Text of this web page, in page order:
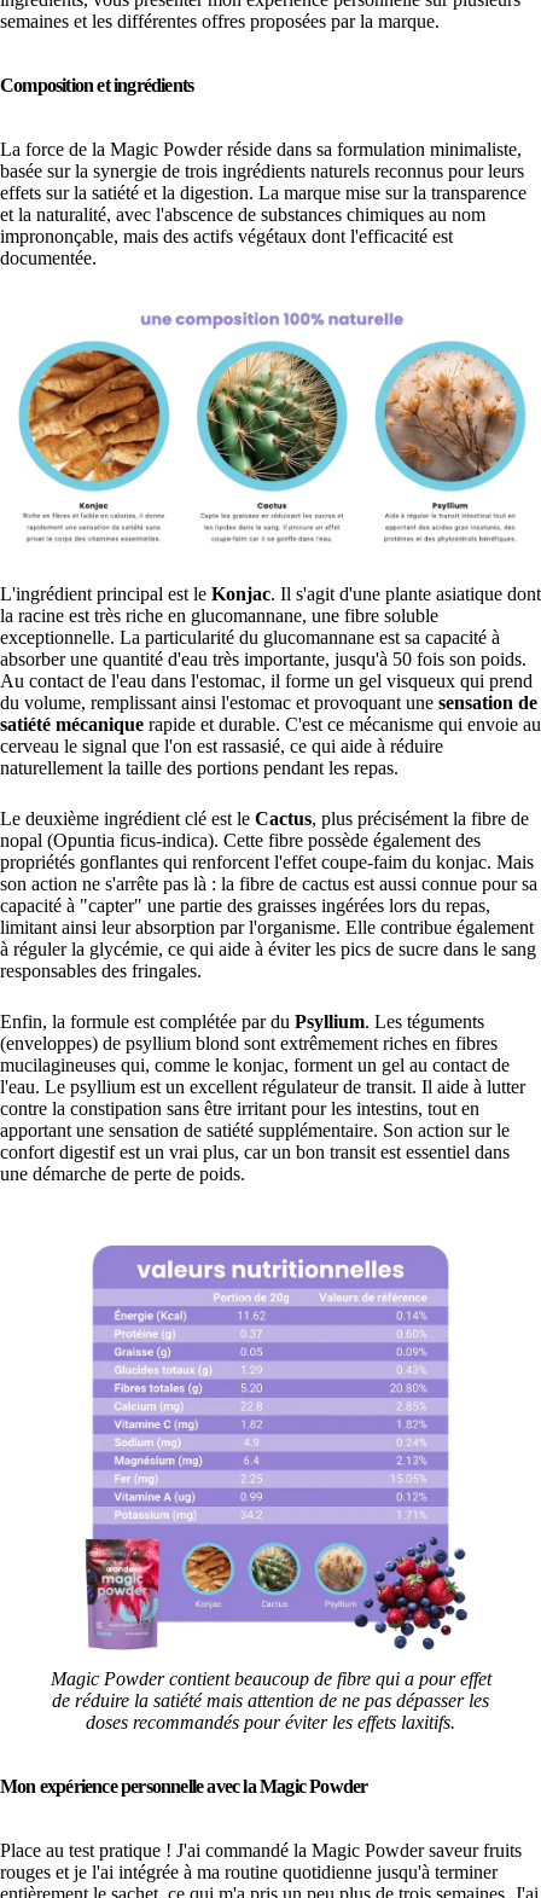
semaines et les différentes offres proposées par la marque.
Composition et ingrédients
La force de la Magic Powder réside dans sa formulation minimaliste,
basée sur la synergie de trois ingrédients naturels reconnus pour leurs
effets sur la satiété et la digestion. La marque mise sur la transparence
et la naturalité, avec l'abscence de substances chimiques au nom
imprononçable, mais des actifs végétaux dont l'efficacité est
documentée.
L'ingrédient principal est le Konjac. Il s'agit d'une plante asiatique dont
la racine est très riche en glucomannane, une fibre soluble
exceptionnelle. La particularité du glucomannane est sa capacité à
absorber une quantité d'eau très importante, jusqu'à 50 fois son poids.
Au contact de l'eau dans l'estomac, il forme un gel visqueux qui prend
du volume, remplissant ainsi l'estomac et provoquant une sensation de
satiété mécanique rapide et durable. C'est ce mécanisme qui envoie au
cerveau le signal que l'on est rassasié, ce qui aide à réduire
naturellement la taille des portions pendant les repas.
Le deuxième ingrédient clé est le Cactus, plus précisément la fibre de
nopal (Opuntia ficus-indica). Cette fibre possède également des
propriétés gonflantes qui renforcent l'effet coupe-faim du konjac. Mais
son action ne s'arrête pas là : la fibre de cactus est aussi connue pour sa
capacité à "capter" une partie des graisses ingérées lors du repas,
limitant ainsi leur absorption par l'organisme. Elle contribue également
à réguler la glycémie, ce qui aide à éviter les pics de sucre dans le sang
responsables des fringales.
Enfin, la formule est complétée par du Psyllium. Les téguments
(enveloppes) de psyllium blond sont extrêmement riches en fibres
mucilagineuses qui, comme le konjac, forment un gel au contact de
l'eau. Le psyllium est un excellent régulateur de transit. Il aide à lutter
contre la constipation sans être irritant pour les intestins, tout en
apportant une sensation de satiété supplémentaire. Son action sur le
confort digestif est un vrai plus, car un bon transit est essentiel dans
une démarche de perte de poids.
Magic Powder contient beaucoup de fibre qui a pour effet
de réduire la satiété mais attention de ne pas dépasser les
doses recommandés pour éviter les effets laxitifs.
Mon expérience personnelle avec la Magic Powder
Place au test pratique ! J'ai commandé la Magic Powder saveur fruits
rouges et je l'ai intégrée à ma routine quotidienne jusqu'à terminer
entièrement le sachet, ce qui m'a pris un peu plus de trois semaines. J'ai